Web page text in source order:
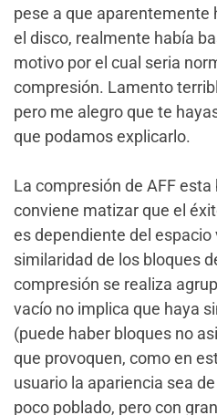
pese a que aparentemente
el disco, realmente había
motivo por el cual seria
compresión. Lamento
pero me alegro que te
que podamos explicarlo.
La compresión de AFF
conviene matizar que el
es dependiente del espacio
similaridad de los bloques
compresión se realiza
vacío no implica que haya
(puede haber bloques no
que provoquen, como en
usuario la apariencia sea
poco poblado, pero con